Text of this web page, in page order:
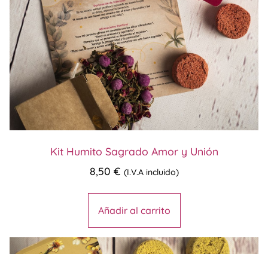
Kit Humito Sagrado Amor y Unión
8,50 € (I.V.A incluido)
Añadir al carrito